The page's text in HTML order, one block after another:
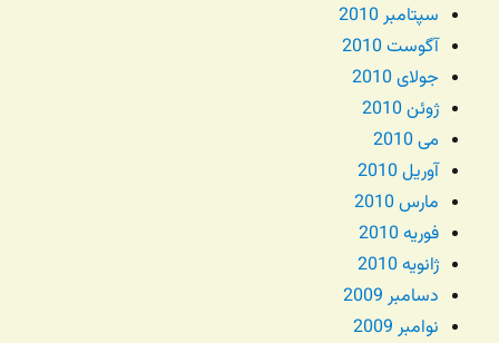
سپتامبر 2010
آگوست 2010
جولای 2010
ژوئن 2010
می 2010
آوریل 2010
مارس 2010
فوریه 2010
ژانویه 2010
دسامبر 2009
نوامبر 2009